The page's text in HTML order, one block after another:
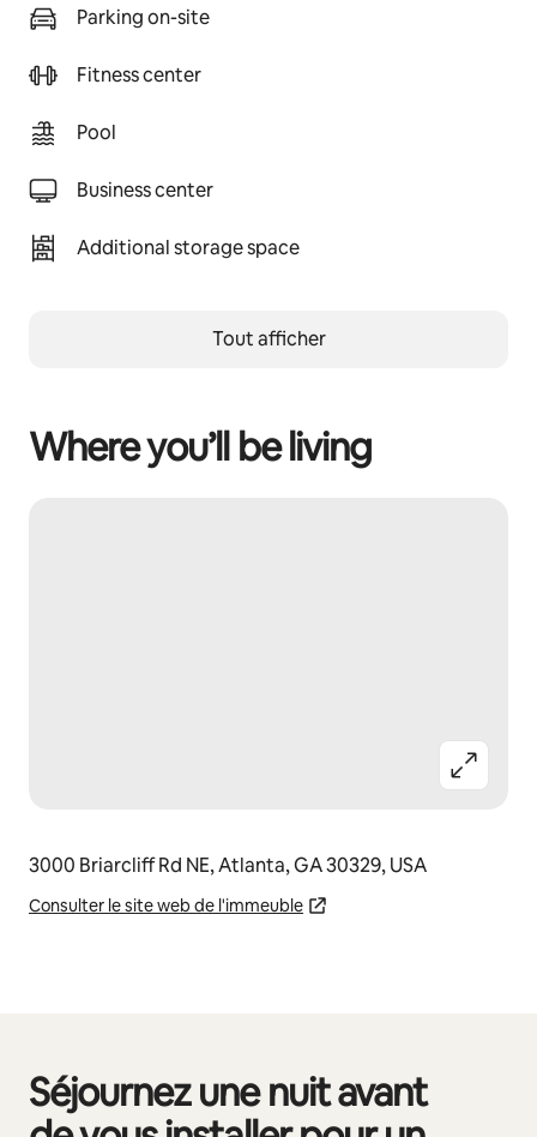
Parking on-site
Fitness center
Pool
Business center
Additional storage space
Tout afficher
Where you’ll be living
3000 Briarcliff Rd NE, Atlanta, GA 30329, USA
Consulter le site web de l'immeuble
Séjournez une nuit avant
0 sur 0 élément visible